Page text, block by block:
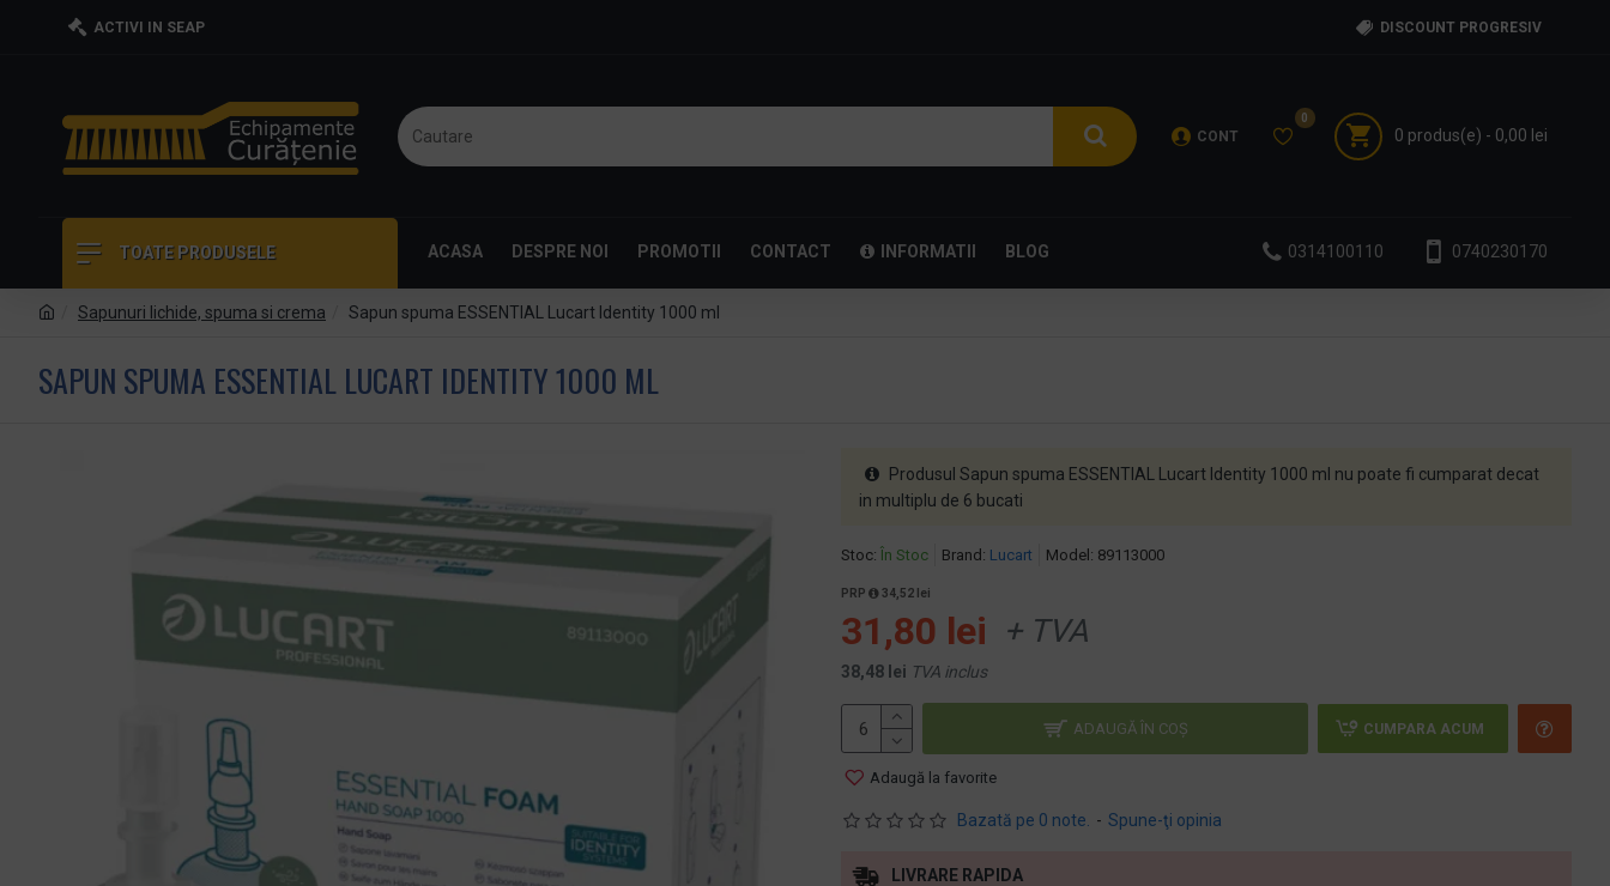
ACTIVI IN SEAP DISCOUNT PROGRESIV
CONT
0
0 produs(e) - 0,00 lei
TOATE PRODUSELE ACASA DESPRE NOI PROMOTII CONTACT INFORMATII BLOG 0314100110 0740230170
Sapunuri lichide, spuma si crema Sapun spuma ESSENTIAL Lucart Identity 1000 ml
SAPUN SPUMA ESSENTIAL LUCART IDENTITY 1000 ML
Stoc: În Stoc Brand: Lucart Model: 89113000
Bazată pe 0 note. - Spune-ţi opinia
PRP 34,52 lei
31,80 lei + TVA
38,48 lei TVA inclus
ADAUGĂ ÎN COŞ CUMPARA ACUM
Adaugă la favorite
Produsul Sapun spuma ESSENTIAL Lucart Identity 1000 ml nu poate fi cumparat decat
in multiplu de 6 bucati
LIVRARE RAPIDA